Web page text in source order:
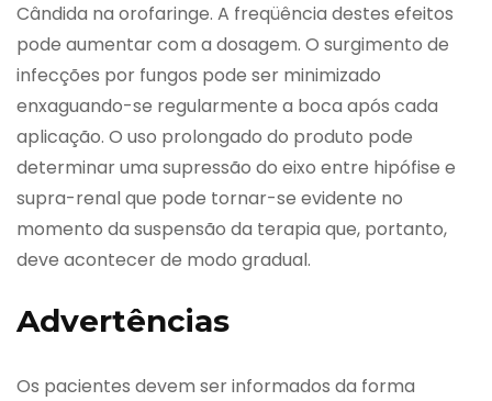
Cândida na orofaringe. A freqüência destes efeitos
pode aumentar com a dosagem. O surgimento de
infecções por fungos pode ser minimizado
enxaguando-se regularmente a boca após cada
aplicação. O uso prolongado do produto pode
determinar uma supressão do eixo entre hipófise e
supra-renal que pode tornar-se evidente no
momento da suspensão da terapia que, portanto,
deve acontecer de modo gradual.
Advertências
Os pacientes devem ser informados da forma